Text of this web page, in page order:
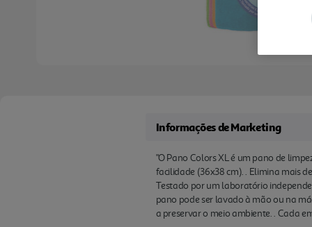
Informações de Marketing
"O Pano Colors XL é um pano de
facilidade (36x38 cm). . Elimina mais
Testado por um laboratório
pano pode ser lavado à mão ou na
a preservar o meio ambiente. . Cada